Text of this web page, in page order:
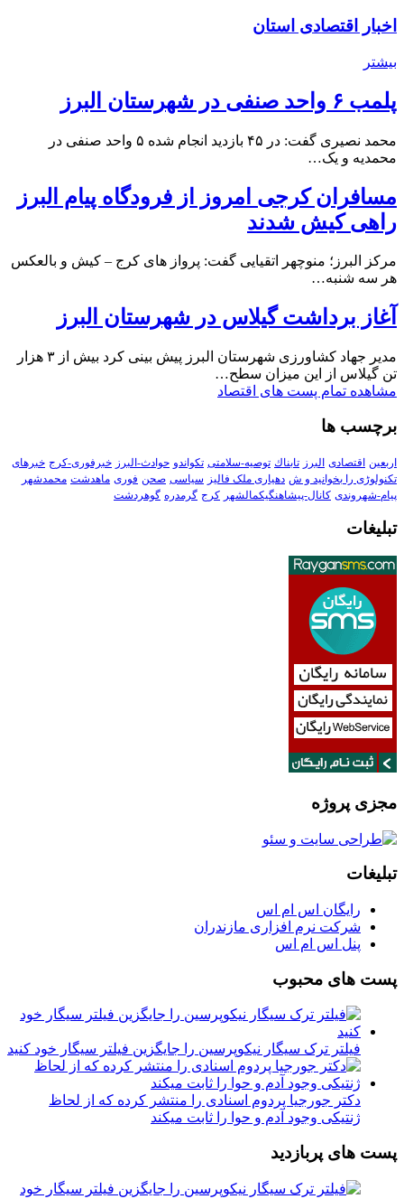
اخبار اقتصادی استان
بیشتر
پلمب ۶ واحد صنفی در شهرستان البرز
محمد نصیری گفت: در ۴۵ بازدید انجام شده ۵ واحد صنفی در
محمدیه و یک…
مسافران کرجی امروز از فرودگاه پیام البرز
راهی کیش شدند
مرکز البرز؛ منوچهر اتقیایی گفت: پرواز های کرج – کیش و بالعکس
هر سه شنبه…
آغاز برداشت گیلاس در شهرستان البرز
مدیر جهاد کشاورزی شهرستان البرز پیش بینی کرد بیش از ۳ هزار
تن گیلاس از این میزان سطح…
مشاهده تمام پست های اقتصاد
برچسب ها
اربعین اقتصادی البرز تابناك توصیه-سلامتی تکواندو حوادث-البرز خبرفوری-کرج خبرهای
تکنولوڑی را بخوانید و ش دهیاری ملک فالیز سیاسی صحن فوری ماهدشت محمدشهر
پیام-شهروندی کانال-پیشاهنگیکمالشهر کرج گرمدره گوهردشت
تبلیغات
مجزی پروژه
تبلیغات
رایگان اس ام اس
شرکت نرم افزاری مازندران
پنل اس ام اس
پست های محبوب
فیلتر ترک سیگار نیکوپرسین را جایگزین فیلتر سیگار خود کنید
دکتر جورجیا پردوم اسنادی را منتشر کرده که از لحاظ
ژنتیکی وجود آدم و حوا را ثابت میکند
پست های پربازدید